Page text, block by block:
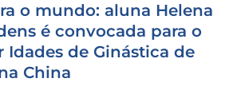
o mundo: aluna Helena
é convocada para o
Idades de Ginástica de
China